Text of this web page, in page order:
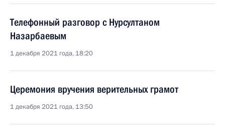
Телефонный разговор с Нурсултаном
Назарбаевым
1 декабря 2021 года, 18:20
Церемония вручения верительных грамот
1 декабря 2021 года, 13:50